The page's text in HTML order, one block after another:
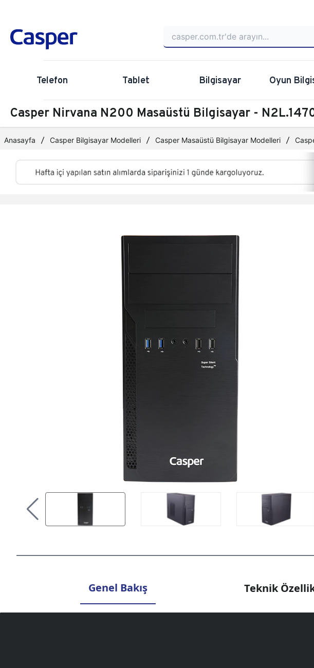
Telefon Tablet Bilgisayar Oyun
Casper Nirvana N200 Masaüstü Bilgisayar -
Anasayfa Casper Bilgisayar Modelleri Casper Masaüstü Bilgisayar Modelleri
Genel Bakış Teknik